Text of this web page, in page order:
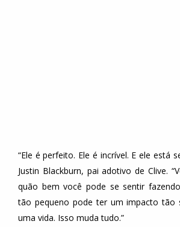
“Ele é perfeito. Ele é incrível. E ele está
Justin Blackburn, pai adotivo de Clive.
quão bem você pode se sentir
tão pequeno pode ter um impacto tão
uma vida. Isso muda tudo.”